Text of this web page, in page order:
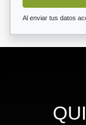
Al enviar tus datos